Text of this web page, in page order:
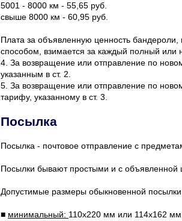
5001 - 8000 км - 55,65 руб.
свыше 8000 км - 60,95 руб.
Плата за объявленную ценность
способом, взимается за каждый полный или
4. За возвращение или отправление по
указанным в ст. 2.
5. За возвращение или отправление по
тарифу, указанному в ст. 3.
Посылка
Посылка - почтовое отправление с
Посылки бывают простыми и с объявленной
Допустимые размеры обыкновенной
■ минимальный: 110х220 мм или 114х162